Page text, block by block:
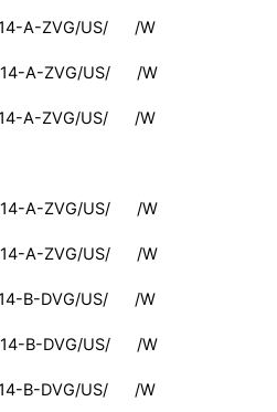
A-ZVG/US/ /W
A-ZVG/US/ /W
A-ZVG/US/ /W
A-ZVG/US/ /W
A-ZVG/US/ /W
B-DVG/US/ /W
B-DVG/US/ /W
B-DVG/US/ /W